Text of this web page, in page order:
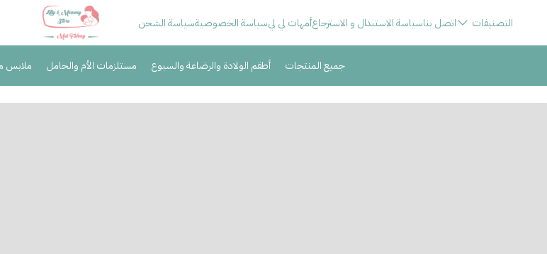
التصنيفات اتصل بناسياسة الاستبدال و الاسترجاعأمهات لي ليسياسة الخصوصيةسياسة الشحن
جميع المنتجات أطقم الولادة والرضاعة والسبوع مستلزمات الأم والحامل ملابس